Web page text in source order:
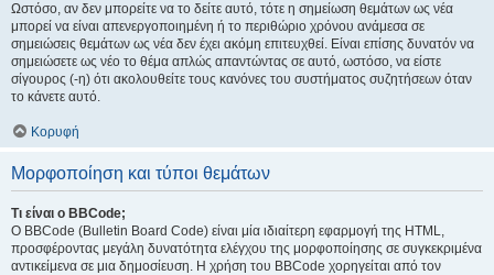
Ωστόσο, αν δεν μπορείτε να το δείτε αυτό, τότε η σημείωση θεμάτων ως νέα
μπορεί να είναι απενεργοποιημένη ή το περιθώριο χρόνου ανάμεσα σε
σημειώσεις θεμάτων ως νέα δεν έχει ακόμη επιτευχθεί. Είναι επίσης δυνατόν να
σημειώσετε ως νέο το θέμα απλώς απαντώντας σε αυτό, ωστόσο, να είστε
σίγουρος (-η) ότι ακολουθείτε τους κανόνες του συστήματος συζητήσεων όταν
το κάνετε αυτό.
Κορυφή
Μορφοποίηση και τύποι θεμάτων
Τι είναι ο BBCode;
Ο BBCode (Bulletin Board Code) είναι μία ιδιαίτερη εφαρμογή της HTML,
προσφέροντας μεγάλη δυνατότητα ελέγχου της μορφοποίησης σε συγκεκριμένα
αντικείμενα σε μια δημοσίευση. Η χρήση του BBCode χορηγείται από τον